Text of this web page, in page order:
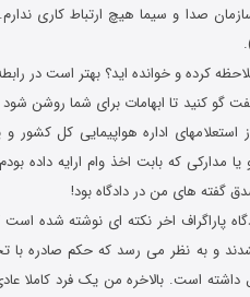
صدا و سیما هیچ ارتباط کاری
کرده و خوانده اید؟ بهتر است در
کنید تا ابهامات برای شما روشن
استعلامهای اداره هواپیمایی کل
مدارکی که بابت اخذ وام ارایه داده
گفته های من در دادگاه بود!
پاراگراف اخر نکته ای نوشته شده است
و به نظر می رسد که حکم صادره با
است. بالاخره من یک فرد کاملا